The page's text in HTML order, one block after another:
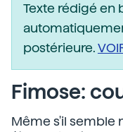
Texte rédigé en
postérieure.
Fimose:
Même s'il semble